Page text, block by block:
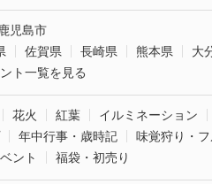
鹿児島市
佐賀県 長崎県 熊本県 大
ト一覧を見る
花火 紅葉 イルミネーション
年中行事・歳時記
味覚狩り・
ント
福袋・初売り